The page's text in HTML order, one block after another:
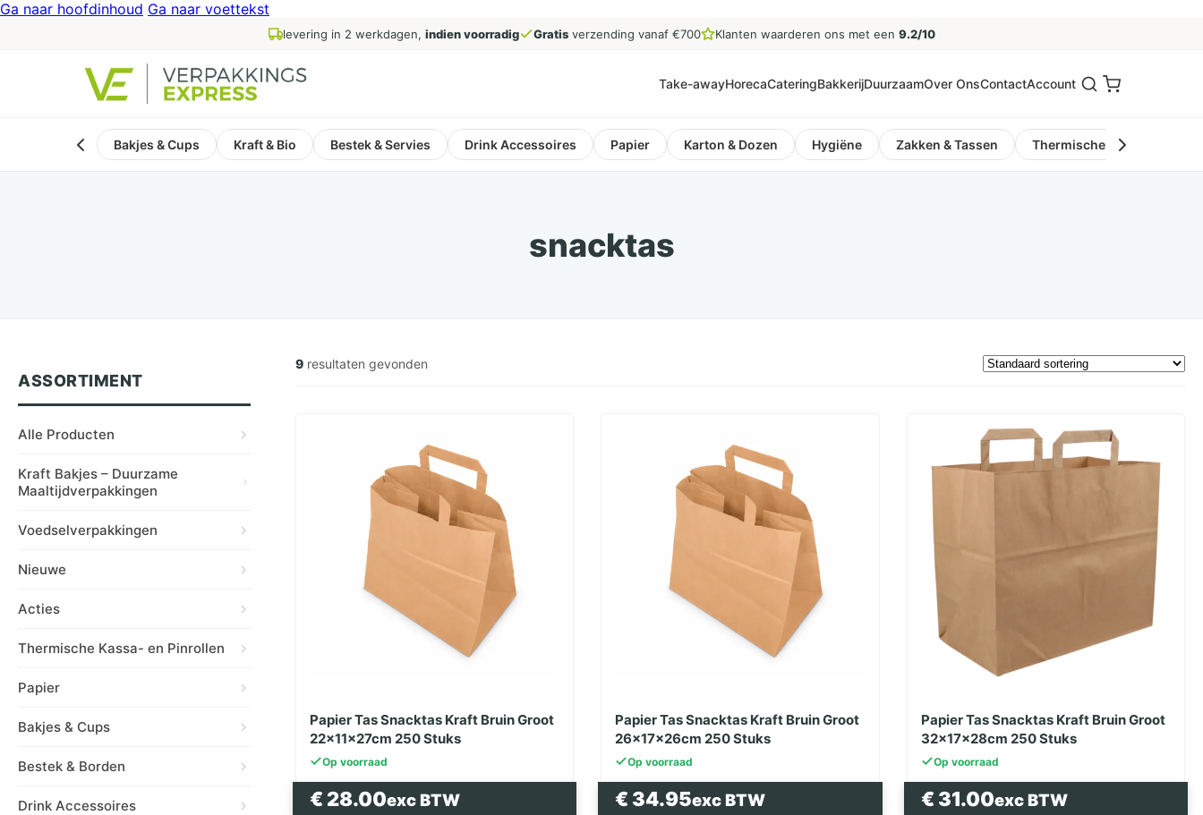
Ga naar hoofdinhoud Ga naar voettekst
levering in 2 werkdagen, indien voorradig Gratisverzending vanaf €700 Klanten waarderen ons met een 9.2/10
Take-awayHorecaCateringBakkerijDuurzaamOver OnsContactAccount
Bakjes & Cups Kraft & Bio Bestek & Servies Drink Accessoires Papier Karton & Dozen Hygiëne Zakken & Tassen Thermische Kassa- en
snacktas
ASSORTIMENT
Alle Producten
Kraft Bakjes – Duurzame
Maaltijdverpakkingen
Voedselverpakkingen
Nieuwe
Acties
Thermische Kassa- en Pinrollen
Papier
Bakjes & Cups
Bestek & Borden
Drink Accessoires
9 resultaten gevonden
Papier Tas Snacktas Kraft Bruin Groot
22x11x27cm 250 Stuks
Op voorraad
€ 28.00exc BTW
Papier Tas Snacktas Kraft Bruin Groot
26x17x26cm 250 Stuks
Op voorraad
€ 34.95exc BTW
Papier Tas Snacktas Kraft Bruin Groot
32x17x28cm 250 Stuks
Op voorraad
€ 31.00exc BTW